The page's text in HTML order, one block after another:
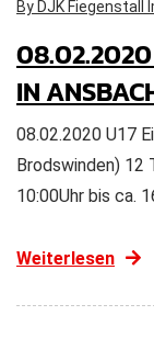
By DJK Fiegenstall
08.02.2020
IN
08.02.2020 U17
Brodswinden) 12
10:00Uhr bis ca.
Weiterlesen